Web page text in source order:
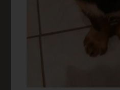
Internetseite
Mittels eines Cookies können
Angebote auf unserer
erwähnt, die Benutzer unserer